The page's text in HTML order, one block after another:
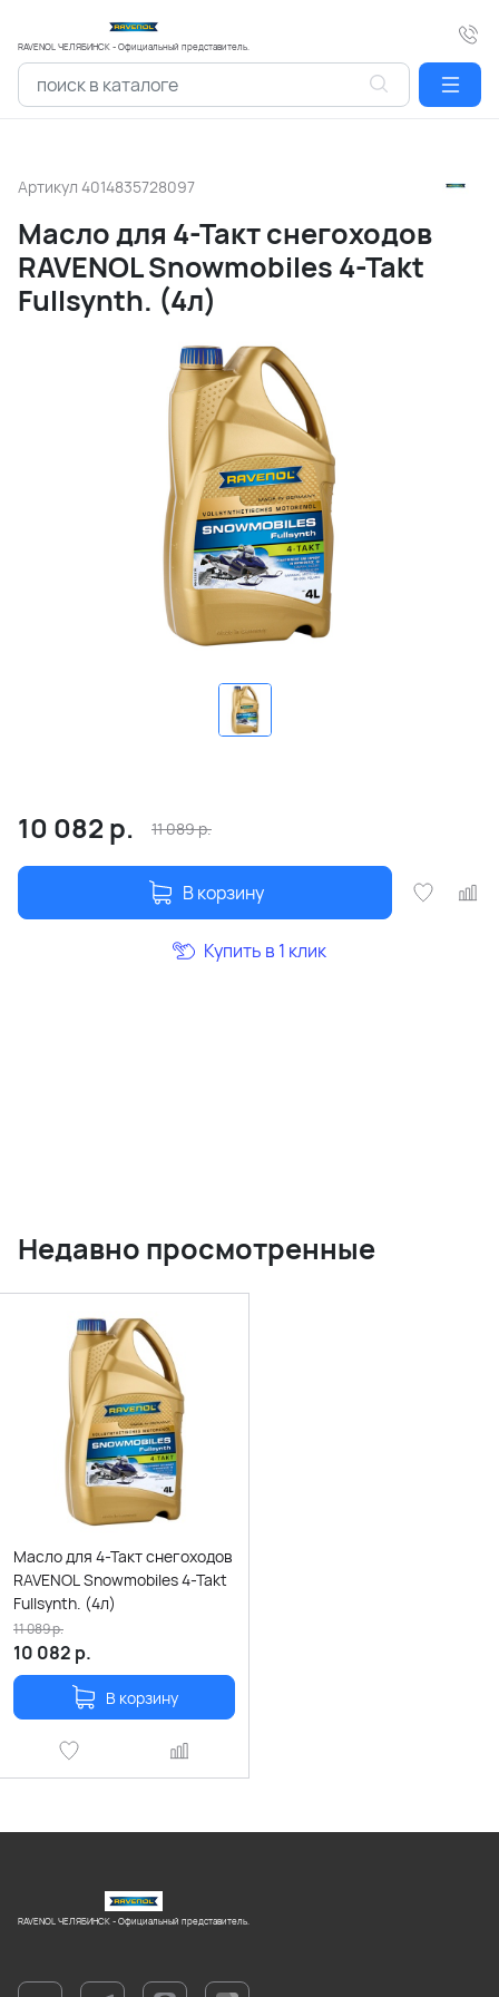
RAVENOL ЧЕЛЯБИНСК - Официальный представитель.
Артикул 4014835728097
Масло для 4-Такт снегоходов
RAVENOL Snowmobiles 4-Takt
Fullsynth. (4л)
10 082 р. 11 089р.
В корзину
Купить в 1 клик
Недавно просмотренные
Масло для 4-Такт снегоходов
RAVENOL Snowmobiles 4-Takt
Fullsynth. (4л)
10 082 р.
11 089р.
В корзину
RAVENOL ЧЕЛЯБИНСК - Официальный представитель.